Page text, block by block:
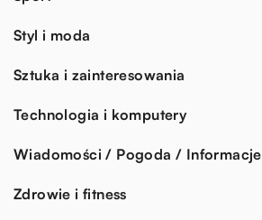
Styl i moda
Sztuka i zainteresowania
Technologia i komputery
Wiadomości / Pogoda / Informacje
Zdrowie i fitness